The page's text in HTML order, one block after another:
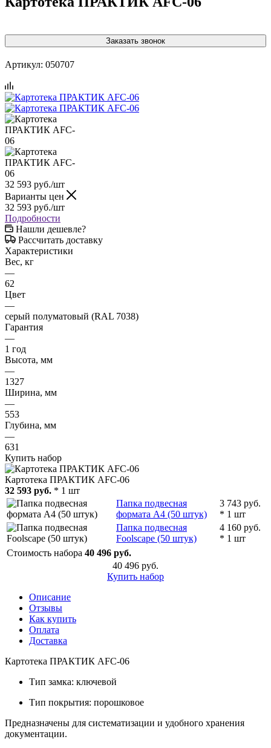
Заказать звонок
Артикул: 050707
32 593 руб./шт
Варианты цен
32 593 руб./шт
Подробности
Нашли дешевле?
Рассчитать доставку
Характеристики
Вес, кг
—
62
Цвет
—
серый полуматовый (RAL 7038)
Гарантия
—
1 год
Высота, мм
—
1327
Ширина, мм
—
553
Глубина, мм
—
631
Купить набор
Картотека ПРАКТИК AFC-06
32 593 руб. * 1 шт
Папка подвесная
формата А4 (50 штук)
3 743 руб.
* 1 шт
Папка подвесная
Foolscape (50 штук)
4 160 руб.
* 1 шт
Стоимость набора 40 496 руб.
40 496 руб.
Купить набор
Описание
Отзывы
Как купить
Оплата
Доставка
Картотека ПРАКТИК AFC-06
Тип замка: ключевой
Тип покрытия: порошковое
Предназначены для систематизации и удобного хранения
документации.